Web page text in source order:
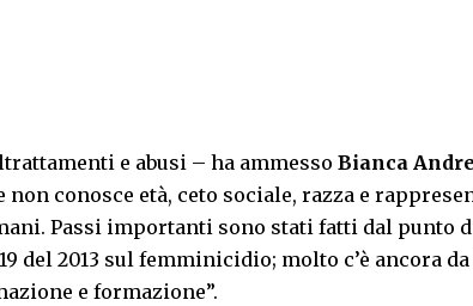
e abusi – ha ammesso Bianca
conosce età, ceto sociale, razza e
Passi importanti sono stati fatti dal punto
del 2013 sul femminicidio; molto c’è ancora da
e formazione”.